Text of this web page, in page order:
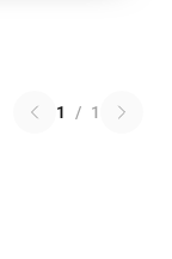
1 / 1